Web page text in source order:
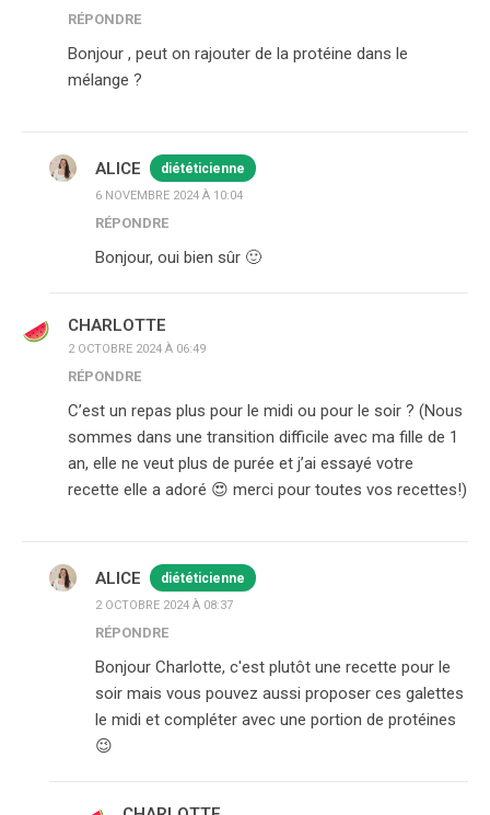
RÉPONDRE
Bonjour , peut on rajouter de la protéine dans le
mélange ?
ALICE diététicienne
6 NOVEMBRE 2024 À 10:04
RÉPONDRE
Bonjour, oui bien sûr 🙂
CHARLOTTE
2 OCTOBRE 2024 À 06:49
RÉPONDRE
C’est un repas plus pour le midi ou pour le soir ? (Nous
sommes dans une transition difficile avec ma fille de 1
an, elle ne veut plus de purée et j’ai essayé votre
recette elle a adoré 😍 merci pour toutes vos recettes!)
ALICE diététicienne
2 OCTOBRE 2024 À 08:37
RÉPONDRE
Bonjour Charlotte, c'est plutôt une recette pour le
soir mais vous pouvez aussi proposer ces galettes
le midi et compléter avec une portion de protéines
😉